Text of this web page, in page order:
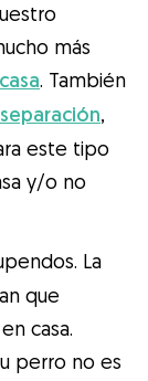
más
. También
,
este tipo
y/o no
La
que
casa.
perro no es